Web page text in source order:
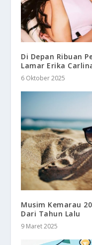
Di Depan Ribuan
Lamar Erika
6 Oktober 2025
Musim Kemarau
Dari Tahun Lalu
9 Maret 2025